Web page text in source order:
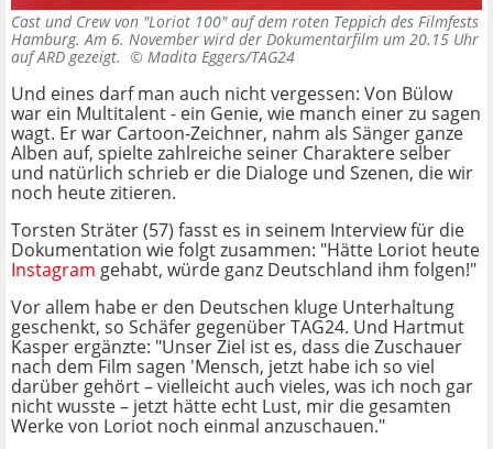
Cast und Crew von "Loriot 100" auf dem roten Teppich des Filmfests
Hamburg. Am 6. November wird der Dokumentarfilm um 20.15 Uhr
auf ARD gezeigt. © Madita Eggers/TAG24
Und eines darf man auch nicht vergessen: Von Bülow
war ein Multitalent - ein Genie, wie manch einer zu sagen
wagt. Er war Cartoon-Zeichner, nahm als Sänger ganze
Alben auf, spielte zahlreiche seiner Charaktere selber
und natürlich schrieb er die Dialoge und Szenen, die wir
noch heute zitieren.
Torsten Sträter (57) fasst es in seinem Interview für die
Dokumentation wie folgt zusammen: "Hätte Loriot heute
Instagram gehabt, würde ganz Deutschland ihm folgen!"
Vor allem habe er den Deutschen kluge Unterhaltung
geschenkt, so Schäfer gegenüber TAG24. Und Hartmut
Kasper ergänzte: "Unser Ziel ist es, dass die Zuschauer
nach dem Film sagen 'Mensch, jetzt habe ich so viel
darüber gehört – vielleicht auch vieles, was ich noch gar
nicht wusste – jetzt hätte echt Lust, mir die gesamten
Werke von Loriot noch einmal anzuschauen."